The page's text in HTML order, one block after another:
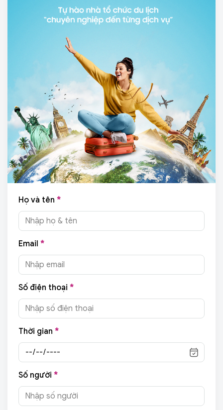
Họ và tên *
Email *
Số điện thoại *
Thời gian *
Số người *